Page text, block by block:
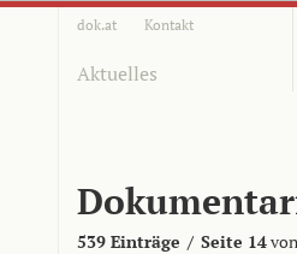
dok.at Kontakt
Aktuelles
539 Einträge / Seite 14